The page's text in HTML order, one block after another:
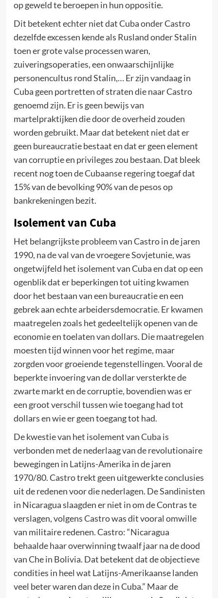
op geweld te beroepen in hun oppositie.
Dit betekent echter niet dat Cuba onder Castro
dezelfde excessen kende als Rusland onder Stalin
toen er grote valse processen waren,
zuiveringsoperaties, een onwaarschijnlijke
personencultus rond Stalin,… Er zijn vandaag in
Cuba geen portretten of straten die naar Castro
genoemd zijn. Er is geen bewijs van
martelpraktijken die door de overheid zouden
worden gebruikt. Maar dat betekent niet dat er
geen bureaucratie bestaat en dat er geen element
van corruptie en privileges zou bestaan. Dat bleek
recent nog toen de Cubaanse regering toegaf dat
15% van de bevolking 90% van de pesos op
bankrekeningen bezit.
Isolement van Cuba
Het belangrijkste probleem van Castro in de jaren
1990, na de val van de vroegere Sovjetunie, was
ongetwijfeld het isolement van Cuba en dat op een
ogenblik dat er beperkingen tot uiting kwamen
door het bestaan van een bureaucratie en een
gebrek aan echte arbeidersdemocratie. Er kwamen
maatregelen zoals het gedeeltelijk openen van de
economie en toelaten van dollars. Die maatregelen
moesten tijd winnen voor het regime, maar
zorgden voor groeiende tegenstellingen. Vooral de
beperkte invoering van de dollar versterkte de
zwarte markt en de corruptie, bovendien was er
een groot verschil tussen wie toegang had tot
dollars en wie er geen toegang tot had.
De kwestie van het isolement van Cuba is
verbonden met de nederlaag van de revolutionaire
bewegingen in Latijns-Amerika in de jaren
1970/80. Castro trekt geen uitgewerkte conclusies
uit de redenen voor die nederlagen. De Sandinisten
in Nicaragua slaagden er niet in om de Contras te
verslagen, volgens Castro was dit vooral omwille
van militaire redenen. Castro: “Nicaragua
behaalde haar overwinning twaalf jaar na de dood
van Che in Bolivia. Dat betekent dat de objectieve
condities in heel wat Latijns-Amerikaanse landen
veel beter waren dan deze in Cuba.” Maar de